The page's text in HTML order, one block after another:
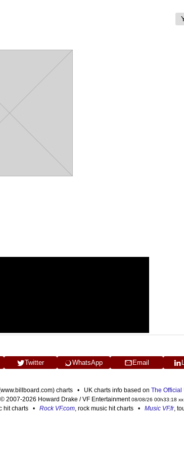
Twitter WhatsApp Email
charts • UK charts info based on The Official
2007-2026 Howard Drake / VF Entertainment08/08/26 00h33:18
hit charts • Rock VF.com, rock music hit charts • Music VF.fr,